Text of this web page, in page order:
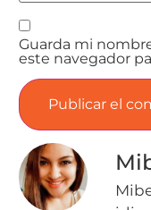
Guarda mi
este navegador